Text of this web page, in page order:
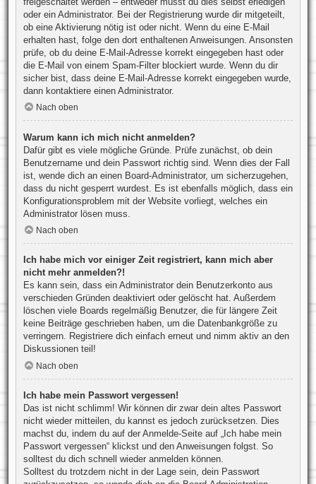
oder ein Administrator. Bei der Registrierung wurde dir mitgeteilt,
ob eine Aktivierung nötig ist oder nicht. Wenn du eine E-Mail
erhalten hast, folge den dort enthaltenen Anweisungen. Ansonsten
prüfe, ob du deine E-Mail-Adresse korrekt eingegeben hast oder
die E-Mail von einem Spam-Filter blockiert wurde. Wenn du dir
sicher bist, dass deine E-Mail-Adresse korrekt eingegeben wurde,
dann kontaktiere einen Administrator.
Nach oben
Warum kann ich mich nicht anmelden?
Dafür gibt es viele mögliche Gründe. Prüfe zunächst, ob dein
Benutzername und dein Passwort richtig sind. Wenn dies der Fall
ist, wende dich an einen Board-Administrator, um sicherzugehen,
dass du nicht gesperrt wurdest. Es ist ebenfalls möglich, dass ein
Konfigurationsproblem mit der Website vorliegt, welches ein
Administrator lösen muss.
Nach oben
Ich habe mich vor einiger Zeit registriert, kann mich aber
nicht mehr anmelden?!
Es kann sein, dass ein Administrator dein Benutzerkonto aus
verschieden Gründen deaktiviert oder gelöscht hat. Außerdem
löschen viele Boards regelmäßig Benutzer, die für längere Zeit
keine Beiträge geschrieben haben, um die Datenbankgröße zu
verringern. Registriere dich einfach erneut und nimm aktiv an den
Diskussionen teil!
Nach oben
Ich habe mein Passwort vergessen!
Das ist nicht schlimm! Wir können dir zwar dein altes Passwort
nicht wieder mitteilen, du kannst es jedoch zurücksetzen. Dies
machst du, indem du auf der Anmelde-Seite auf „Ich habe mein
Passwort vergessen“ klickst und den Anweisungen folgst. So
solltest du dich schnell wieder anmelden können.
Solltest du trotzdem nicht in der Lage sein, dein Passwort